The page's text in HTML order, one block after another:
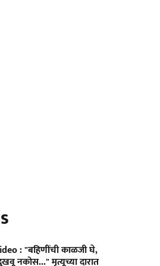
: "बहि‍णींची काळजी घे,
नकोस..." मृत्यूच्या दारात